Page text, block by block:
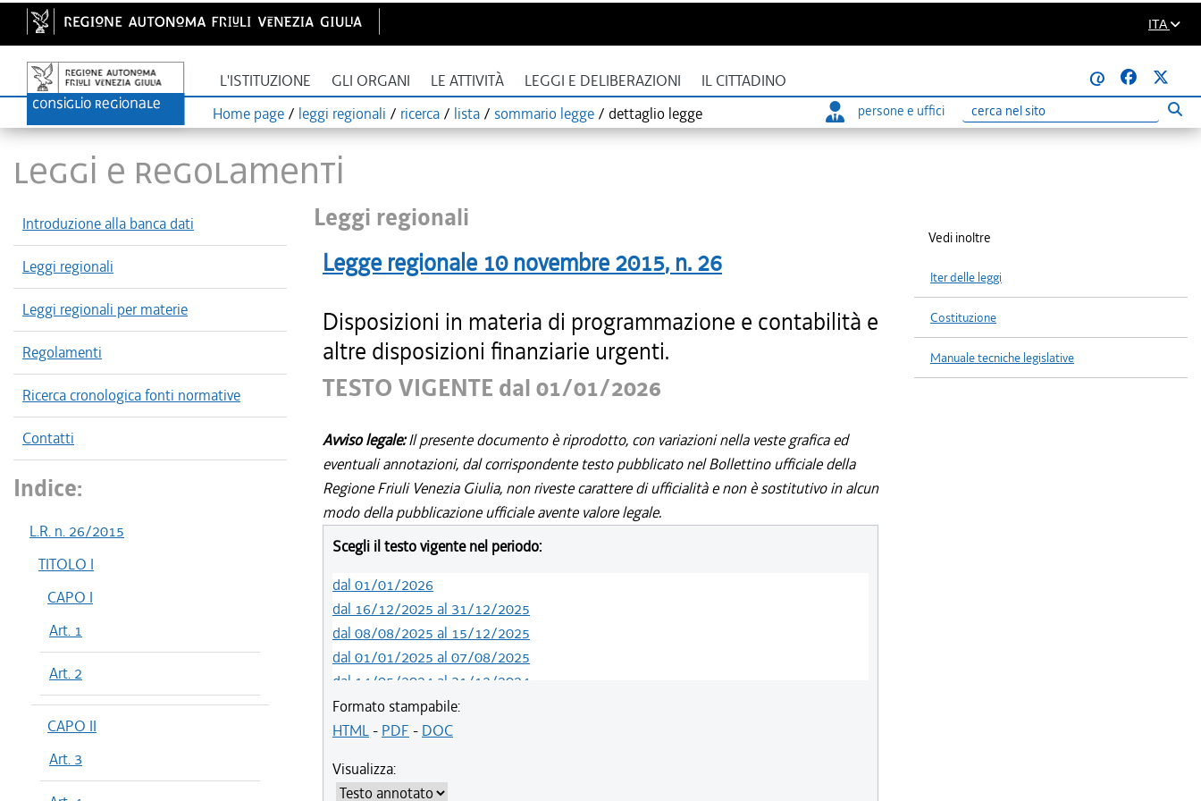
ITA
L'ISTITUZIONE GLI ORGANI LE ATTIVITÀ LEGGI E DELIBERAZIONI IL CITTADINO
@
Home page / leggi regionali / ricerca / lista / sommario legge / dettaglio legge persone e uffici
Ricerca
LEGGI E REGOLAMENTI
Introduzione alla banca dati
Leggi regionali
Leggi regionali per materie
Regolamenti
Ricerca cronologica fonti normative
Contatti
Indice:
L.R. n. 26/2015
TITOLO I
CAPO I
Art. 1
Art. 2
CAPO II
Art. 3
Leggi regionali
Legge regionale 10 novembre 2015, n. 26
Disposizioni in materia di programmazione e contabilità e
altre disposizioni finanziarie urgenti.
TESTO VIGENTE dal 01/01/2026
Avviso legale:Il presente documento è riprodotto, con variazioni nella veste grafica ed
eventuali annotazioni, dal corrispondente testo pubblicato nel Bollettino ufficiale della
Regione Friuli Venezia Giulia, non riveste carattere di ufficialità e non è sostitutivo in alcun
modo della pubblicazione ufficiale avente valore legale.
Scegli il testo vigente nel periodo:
dal 01/01/2026
dal 16/12/2025 al 31/12/2025
dal 08/08/2025 al 15/12/2025
dal 01/01/2025 al 07/08/2025
dal 14/05/2024 al 31/12/2024
dal 01/01/2024 al 13/05/2024
dal 01/01/2020 al 31/12/2023
dal 10/08/2019 al 18/12/2019
Formato stampabile:
HTML- PDF - DOC
Visualizza:
Vedi inoltre
Iter delle leggi
Costituzione
Manuale tecniche legislative